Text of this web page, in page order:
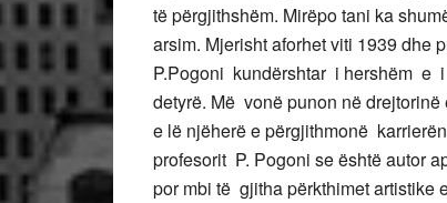
të përgjithshëm. Mirëpo tani ka
arsim. Mjerisht aforhet viti 1939 dhe
P.Pogoni kundërshtar i hershëm e
detyrë. Më vonë punon në
e lë njëherë e përgjithmonë
profesorit P. Pogoni se është autor
por mbi të gjitha përkthimet